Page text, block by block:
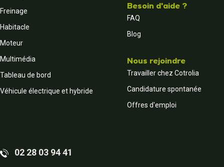
Freinage
Habitacle
Moteur
Multimédia
Tableau de bord
Véhicule électrique et hybride
Besoin d'aide ?
FAQ
Blog
Nous rejoindre
Travailler chez Cotrolia
Candidature spontanée
Offres d'emploi
02 28 03 94 41